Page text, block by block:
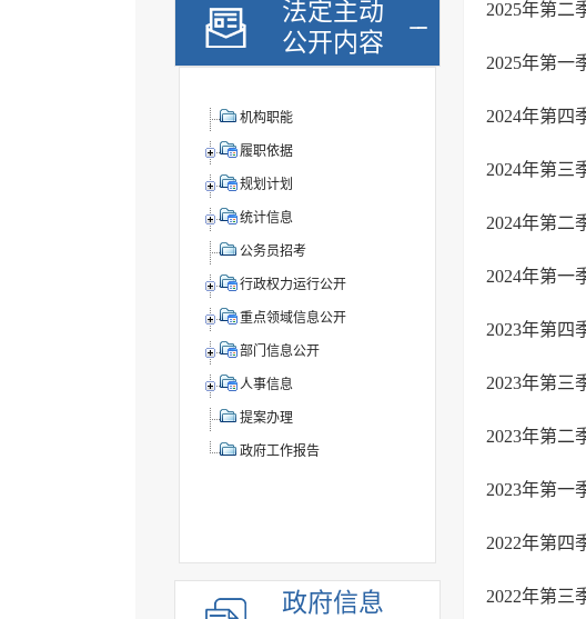
法定主动
公开内容
机构职能
履职依据
规划计划
统计信息
公务员招考
行政权力运行公开
重点领域信息公开
部门信息公开
人事信息
提案办理
政府工作报告
政府信息
2025年第二
2025年第一
2024年第四
2024年第三
2024年第二
2024年第一
2023年第四
2023年第三
2023年第二
2023年第一
2022年第四
2022年第三